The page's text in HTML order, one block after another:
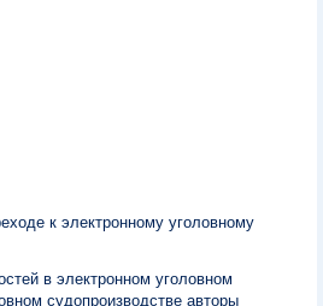
к электронному уголовному
в электронном уголовном
судопроизводстве авторы